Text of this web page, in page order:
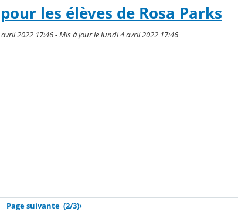
les élèves de Rosa Parks
2022 17:46 - Mis à jour le lundi 4 avril 2022 17:46
Page suivante (2/3)›